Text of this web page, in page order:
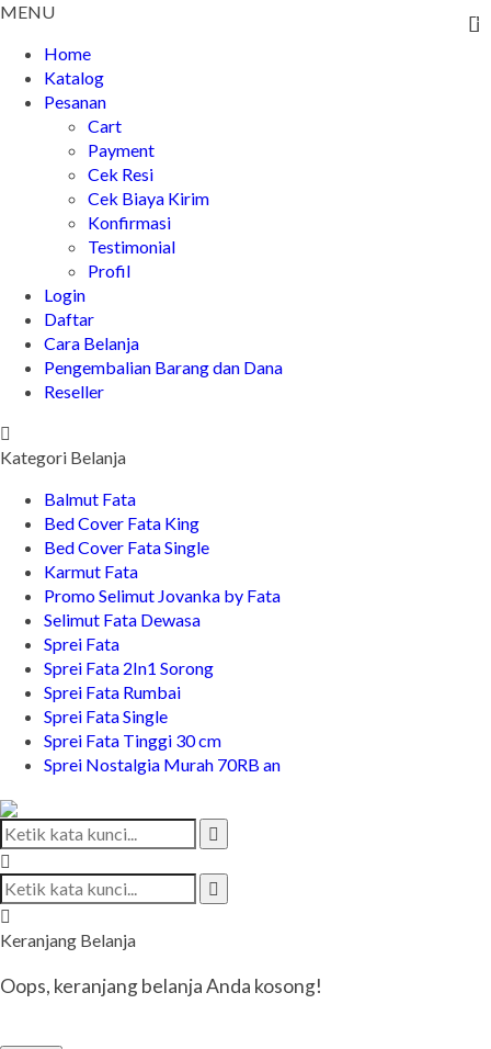
MENU
Home
Katalog
Pesanan
Cart
Payment
Cek Resi
Cek Biaya Kirim
Konfirmasi
Testimonial
Profil
Login
Daftar
Cara Belanja
Pengembalian Barang dan Dana
Reseller
Kategori Belanja
Balmut Fata
Bed Cover Fata King
Bed Cover Fata Single
Karmut Fata
Promo Selimut Jovanka by Fata
Selimut Fata Dewasa
Sprei Fata
Sprei Fata 2In1 Sorong
Sprei Fata Rumbai
Sprei Fata Single
Sprei Fata Tinggi 30 cm
Sprei Nostalgia Murah 70RB an
Keranjang Belanja
Oops, keranjang belanja Anda kosong!